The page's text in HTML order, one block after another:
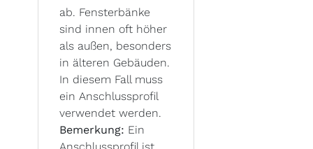
ab. Fensterbänke
sind innen oft höher
als außen, besonders
in älteren Gebäuden.
In diesem Fall muss
ein Anschlussprofil
verwendet werden.
Bemerkung: Ein